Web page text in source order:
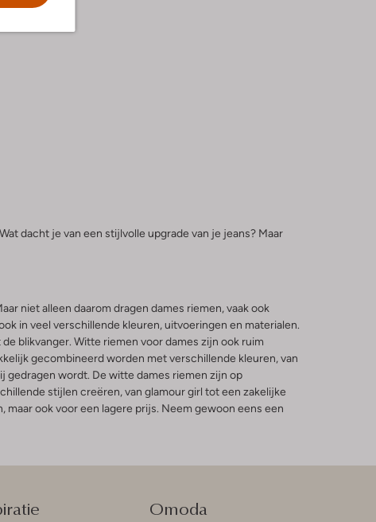
dacht je van een stijlvolle upgrade van je jeans? Maar
niet alleen daarom dragen dames riemen, vaak ook
in veel verschillende kleuren, uitvoeringen en materialen.
blikvanger. Witte riemen voor dames zijn ook ruim
gecombineerd worden met verschillende kleuren, van
gedragen wordt. De witte dames riemen zijn op
stijlen creëren, van glamour girl tot een zakelijke
ook voor een lagere prijs. Neem gewoon eens een
Omoda